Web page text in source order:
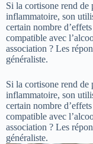
Si la cortisone rend de
inflammatoire, son
certain nombre
compatible avec
association ? Les
généraliste.
Si la cortisone rend de
inflammatoire, son
certain nombre
compatible avec
association ? Les
généraliste.